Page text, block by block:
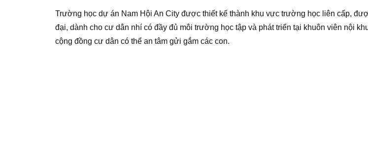
Trường học dự án Nam Hội An City được thiết kế thành khu vực trường học liên cấp,
đại, dành cho cư dân nhí có đầy đủ môi trường học tập và phát triển tại khuôn viên nội
cộng đồng cư dân có thể an tâm gửi gắm các con.